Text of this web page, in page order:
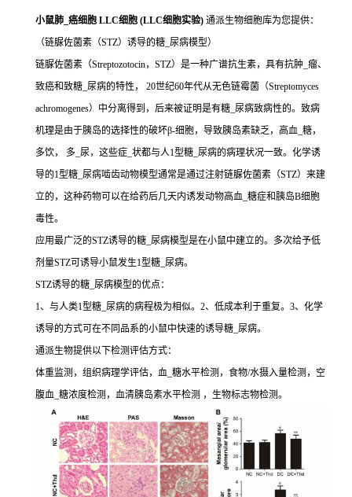
小鼠肺_癌细胞 LLC细胞 (LLC细胞实验) 通派生物细胞库为您提供：
（链脲佐菌素（STZ）诱导的糖_尿病模型）
链脲佐菌素（Streptozotocin，STZ）是一种广谱抗生素，具有抗肿_瘤、
致癌和致糖_尿病的特性， 20世纪60年代从无色链霉菌（Streptomyces
achromogenes）中分离得到，后来被证明是有糖_尿病致病性的。致病
机理是由于胰岛的选择性的破坏β-细胞，导致胰岛素缺乏，高血_糖，
多饮， 多_尿，这些症_状都与人1型糖_尿病的病理状况一致。化学诱
导的1型糖_尿病啮齿动物模型通常是通过注射链脲佐菌素（STZ）来建
立的，这种药物可以在给药后几天内诱发动物高血_糖症和胰岛B细胞
毒性。
应用最广泛的STZ诱导的糖_尿病模型是在小鼠中建立的。多次给予低
剂量STZ可诱导小鼠发生1型糖_尿病。
STZ诱导的糖_尿病模型的优点：
1、与人类1型糖_尿病的病程极为相似。2、低成本利于重复。3、化学
诱导的方式可在不同品系的小鼠中快速的诱导糖_尿病。
通派生物提供以下检测评估方式：
体重监测，组织病理学评估，血_糖水平检测，食物/水摄入量检测，空
腹血_糖浓度检测，血清胰岛素水平检测 ，生物标志物检测。